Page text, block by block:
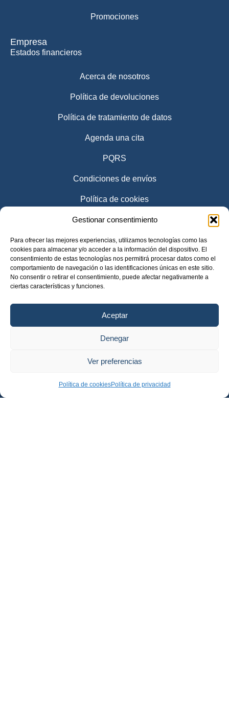
Gestionar consentimiento
Para ofrecer las mejores experiencias, utilizamos tecnologías como las
cookies para almacenar y/o acceder a la información del dispositivo. El
consentimiento de estas tecnologías nos permitirá procesar datos como el
comportamiento de navegación o las identificaciones únicas en este sitio.
No consentir o retirar el consentimiento, puede afectar negativamente a
ciertas características y funciones.
Aceptar
Denegar
Ver preferencias
Política de cookiesPolítica de privacidad
Promociones
Empresa
Estados financieros
Acerca de nosotros
Política de devoluciones
Política de tratamiento de datos
Agenda una cita
PQRS
Condiciones de envíos
Política de cookies